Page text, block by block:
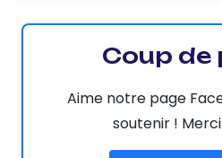
Coup de
Aime notre page
soutenir !